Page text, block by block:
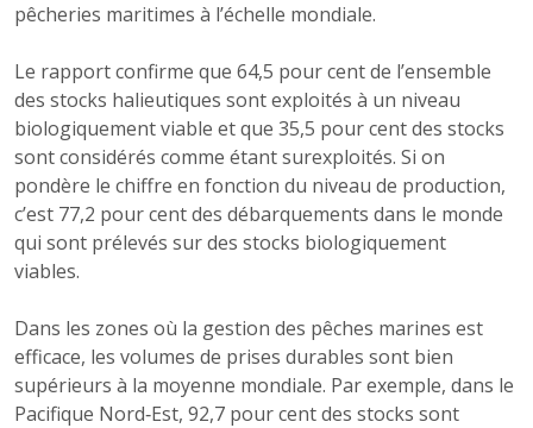
pêcheries maritimes à l’échelle mondiale.
Le rapport confirme que 64,5 pour cent de l’ensemble
des stocks halieutiques sont exploités à un niveau
biologiquement viable et que 35,5 pour cent des stocks
sont considérés comme étant surexploités. Si on
pondère le chiffre en fonction du niveau de production,
c’est 77,2 pour cent des débarquements dans le monde
qui sont prélevés sur des stocks biologiquement
viables.
Dans les zones où la gestion des pêches marines est
efficace, les volumes de prises durables sont bien
supérieurs à la moyenne mondiale. Par exemple, dans le
Pacifique Nord‑Est, 92,7 pour cent des stocks sont